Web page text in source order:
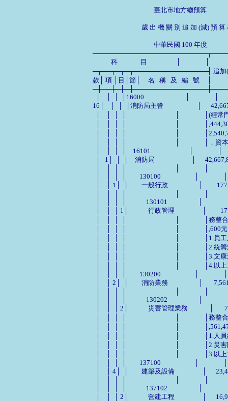
                                        臺北市地方總預算
歲 出 機 關 別 追 加 (減) 預
中華民國 100 年度
            科               目                   │                │
─┬──┬─┬─┬────────────────┤ 追加(減)
款│ 項 │目│節│     名   稱   及   編   號     │
  │    │  │  │16000                           │                │
16│    │  │  │消防局主管                      │
│    │  │  │                                │
│    │  │  │                                │
│    │  │  │                                │
│    │  │  │                                │
  │    │  │  │　16101                         │                │
│   1│  │  │　消防局                        │
  │    │  │  │　　130100                      │                │
│    │ 1│  │　　一般行政                    │
│    │  │  │　　　130101                    │
│    │  │ 1│　　　行政管理                  │
│    │  │  │                                │
│    │  │  │                                │
│    │  │  │                                │
│    │  │  │                                │
│    │  │  │                                │
│    │  │  │                                │
  │    │  │  │　　130200                      │                │
│    │ 2│  │　　消防業務                    │
│    │  │  │　　　130202                    │
│    │  │ 2│　　　災害管理業務
│    │  │  │                                │
│    │  │  │                                │
│    │  │  │                                │
│    │  │  │                                │
│    │  │  │                                │
  │    │  │  │　　137100                      │                │
│    │ 4│  │　　建築及設備                  │
│    │  │  │　　　137102                    │
│    │  │ 2│　　　營建工程